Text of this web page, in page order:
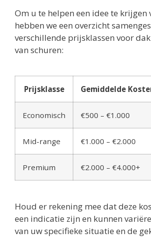
Om u te helpen een idee te krijgen
hebben we een overzicht
verschillende prijsklassen voor
van schuren:
Prijsklasse Gemiddelde
Economisch €500 – €1.000
Mid-range €1.000 – €2.000
Premium €2.000 – €4.000+
Houd er rekening mee dat deze
een indicatie zijn en kunnen
van uw specifieke situatie en de